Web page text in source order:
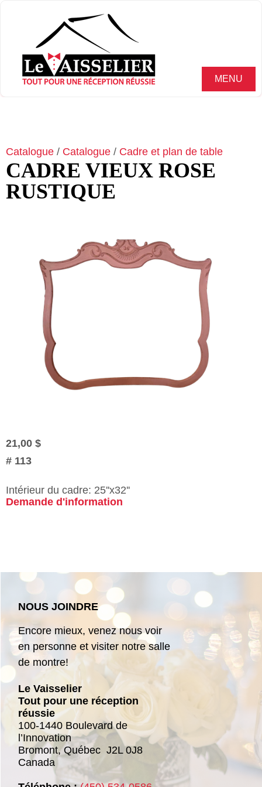
MENU
Catalogue / Catalogue / Cadre et plan de table
CADRE VIEUX ROSE
RUSTIQUE
21,00 $
# 113
Intérieur du cadre: 25''x32''
Demande d'information
NOUS JOINDRE
Encore mieux, venez nous voir
en personne et visiter notre salle
de montre!
Le Vaisselier
Tout pour une réception
réussie
100-1440 Boulevard de
l’Innovation
Bromont,Québec J2L 0J8
Canada